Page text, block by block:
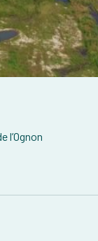
l’Ognon